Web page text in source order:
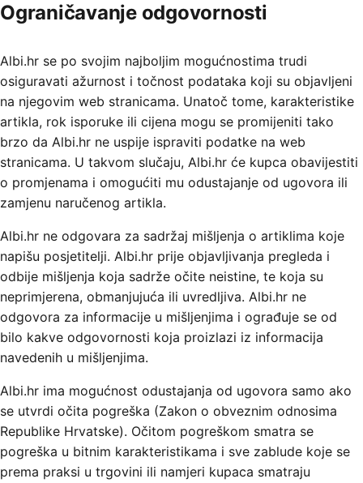
Ograničavanje odgovornosti
Albi.hr se po svojim najboljim mogućnostima trudi
osiguravati ažurnost i točnost podataka koji su objavljeni
na njegovim web stranicama. Unatoč tome, karakteristike
artikla, rok isporuke ili cijena mogu se promijeniti tako
brzo da Albi.hr ne uspije ispraviti podatke na web
stranicama. U takvom slučaju, Albi.hr će kupca obavijestiti
o promjenama i omogućiti mu odustajanje od ugovora ili
zamjenu naručenog artikla.
Albi.hr ne odgovara za sadržaj mišljenja o artiklima koje
napišu posjetitelji. Albi.hr prije objavljivanja pregleda i
odbije mišljenja koja sadrže očite neistine, te koja su
neprimjerena, obmanjujuća ili uvredljiva. Albi.hr ne
odgovora za informacije u mišljenjima i ograđuje se od
bilo kakve odgovornosti koja proizlazi iz informacija
navedenih u mišljenjima.
Albi.hr ima mogućnost odustajanja od ugovora samo ako
se utvrdi očita pogreška (Zakon o obveznim odnosima
Republike Hrvatske). Očitom pogreškom smatra se
pogreška u bitnim karakteristikama i sve zablude koje se
prema praksi u trgovini ili namjeri kupaca smatraju